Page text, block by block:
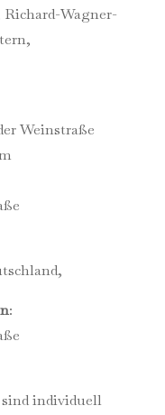
Wagner-
Weinstraße
:
individuell